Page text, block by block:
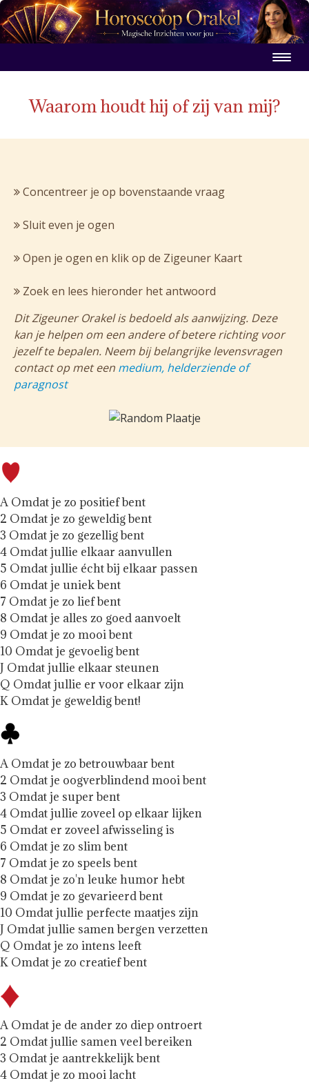
Waarom houdt hij of zij van mij?
Concentreer je op bovenstaande vraag
Sluit even je ogen
Open je ogen en klik op de Zigeuner Kaart
Zoek en lees hieronder het antwoord
Dit Zigeuner Orakel is bedoeld als aanwijzing. Deze
kan je helpen om een andere of betere richting voor
jezelf te bepalen. Neem bij belangrijke levensvragen
contact op met een medium, helderziende of
paragnost
A Omdat je zo positief bent
2 Omdat je zo geweldig bent
3 Omdat je zo gezellig bent
4 Omdat jullie elkaar aanvullen
5 Omdat jullie écht bij elkaar passen
6 Omdat je uniek bent
7 Omdat je zo lief bent
8 Omdat je alles zo goed aanvoelt
9 Omdat je zo mooi bent
10 Omdat je gevoelig bent
J Omdat jullie elkaar steunen
Q Omdat jullie er voor elkaar zijn
K Omdat je geweldig bent!
A Omdat je zo betrouwbaar bent
2 Omdat je oogverblindend mooi bent
3 Omdat je super bent
4 Omdat jullie zoveel op elkaar lijken
5 Omdat er zoveel afwisseling is
6 Omdat je zo slim bent
7 Omdat je zo speels bent
8 Omdat je zo'n leuke humor hebt
9 Omdat je zo gevarieerd bent
10 Omdat jullie perfecte maatjes zijn
J Omdat jullie samen bergen verzetten
Q Omdat je zo intens leeft
K Omdat je zo creatief bent
A Omdat je de ander zo diep ontroert
2 Omdat jullie samen veel bereiken
3 Omdat je aantrekkelijk bent
4 Omdat je zo mooi lacht